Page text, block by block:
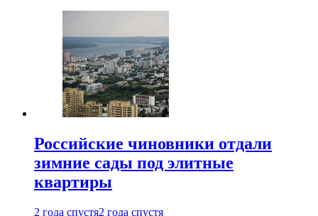
Российские чиновники отдали
зимние сады под элитные
квартиры
2 года спустя2 года спустя